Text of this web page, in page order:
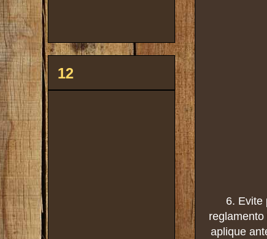
6. Evite
aplique
12